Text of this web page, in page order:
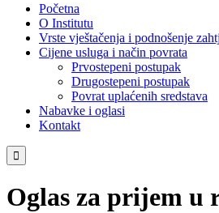
Početna
O Institutu
Vrste vještačenja i podnošenje
Cijene usluga i način povrata
Prvostepeni postupak
Drugostepeni postupak
Povrat uplaćenih sredstava
Nabavke i oglasi
Kontakt

Oglas za prijem u